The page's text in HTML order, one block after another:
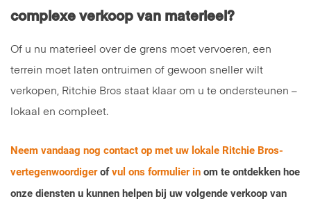
complexe verkoop van materieel?
Of u nu materieel over de grens moet vervoeren, een
terrein moet laten ontruimen of gewoon sneller wilt
verkopen, Ritchie Bros staat klaar om u te ondersteunen –
lokaal en compleet.
Neem vandaag nog contact op met uw lokale Ritchie Bros-
vertegenwoordigerofvul ons formulier in om te ontdekken hoe
onze diensten u kunnen helpen bij uw volgende verkoop van